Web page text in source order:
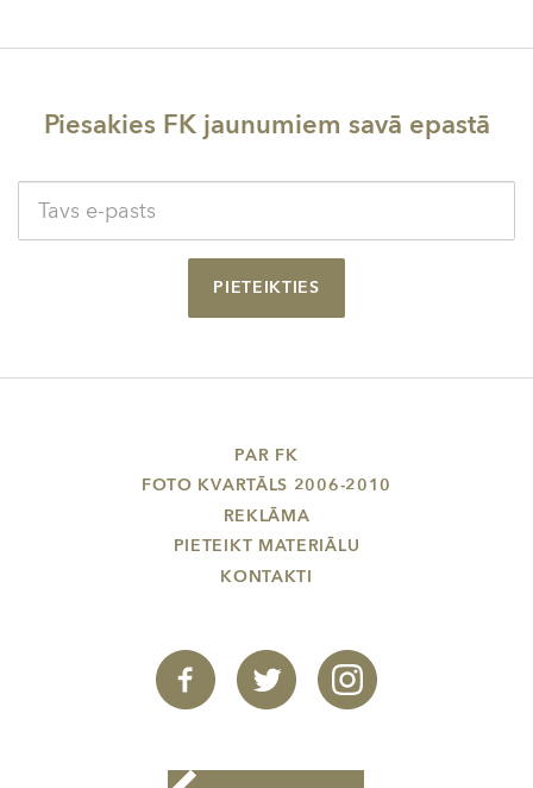
Piesakies FK jaunumiem savā epastā
PIETEIKTIES
PAR FK
FOTO KVARTĀLS 2006-2010
REKLĀMA
PIETEIKT MATERIĀLU
KONTAKTI